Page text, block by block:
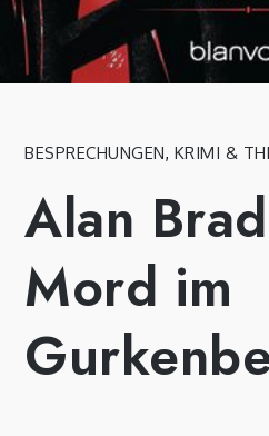
BESPRECHUNGEN, KRIMI &
Alan
Mord im